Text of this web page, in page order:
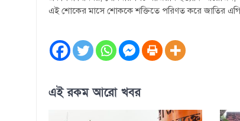
এই শোকের মাসে শোককে শক্তিতে পরিণত করে জাতির
এই রকম আরো খবর